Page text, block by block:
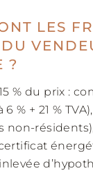
LES
?
% du prix :
6 % + 21 %
non-